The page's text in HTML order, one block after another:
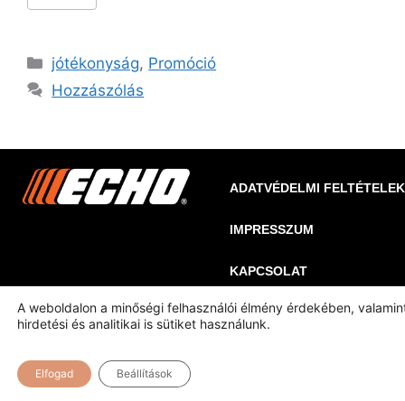
jótékonyság, Promóció
Hozzászólás
ADATVÉDELMI FELTÉTELEK
IMPRESSZUM
KAPCSOLAT
KATALÓGUS KÉPTÁR
A weboldalon a minőségi felhasználói élmény érdekében,
hirdetési és analitikai is sütiket használunk.
Elfogad Beállítások